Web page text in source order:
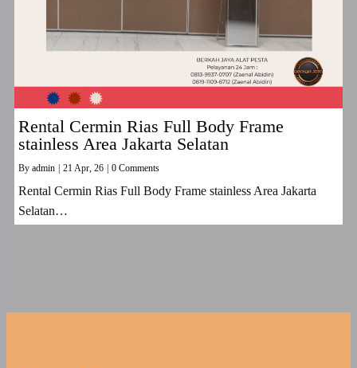
Rental Cermin Rias Full Body Frame
stainless Area Jakarta Selatan
By admin 21 Apr, 26 0 Comments
Rental Cermin Rias Full Body Frame stainless Area Jakarta
Selatan…